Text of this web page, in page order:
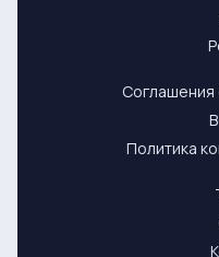
Соглашения
Политика